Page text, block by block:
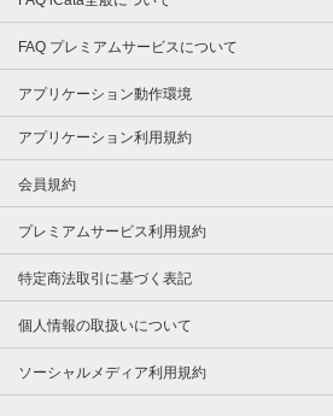
FAQ プレミアムサービスについて
アプリケーション動作環境
アプリケーション利用規約
会員規約
プレミアムサービス利用規約
特定商法取引に基づく表記
個人情報の取扱いについて
ソーシャルメディア利用規約